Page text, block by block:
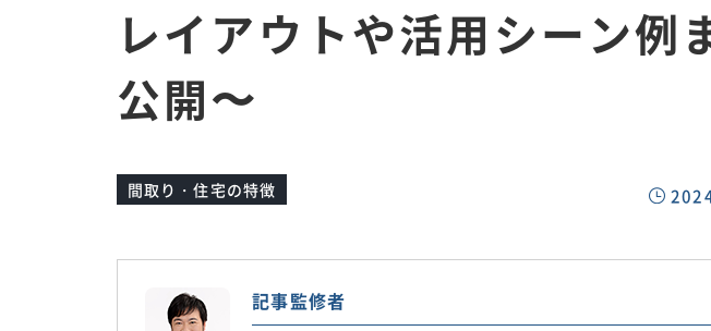
レイアウトや活用シーン例
公開〜
間取り・住宅の特徴
記事監修者